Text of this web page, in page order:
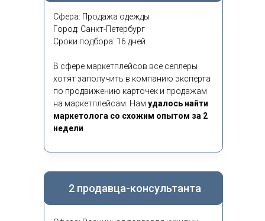
Сфера: Продажа одежды
Город: Санкт-Петербург
Сроки подбора: 16 дней
В сфере маркетплейсов все селлеры
хотят заполучить в компанию эксперта
по продвижению карточек и продажам
на маркетплейсам. Нам удалось найти
маркетолога со схожим опытом за 2
недели
2 продавца-консультанта